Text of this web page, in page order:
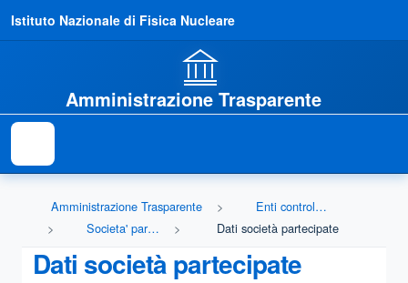
Istituto Nazionale di Fisica Nucleare
Amministrazione Trasparente
Amministrazione Trasparente
Enti controllati
Societa' partecipate
Dati società partecipate
Dati società partecipate